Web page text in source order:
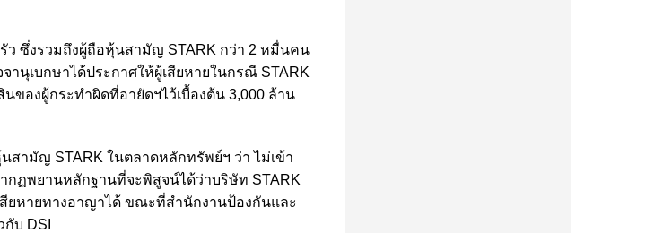
ว ซึ่งรวมถึงผู้ถือหุ้นสามัญ STARK กว่า 2 หมื่นคน
านุเบกษาได้ประกาศให้ผู้เสียหายในกรณี STARK
ของผู้กระทำผิดที่อายัดฯไว้เบื้องต้น 3,000 ล้าน
สามัญ STARK ในตลาดหลักทรัพย์ฯ ว่า ไม่เข้า
กฏพยานหลักฐานที่จะพิสูจน์ได้ว่าบริษัท STARK
ยหายทางอาญาได้ ขณะที่สำนักงานป้องกันและ
บ DSI